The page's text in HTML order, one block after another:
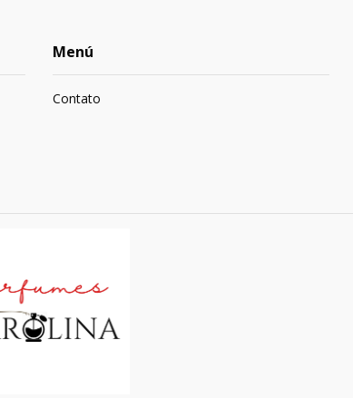
Menú
Contato